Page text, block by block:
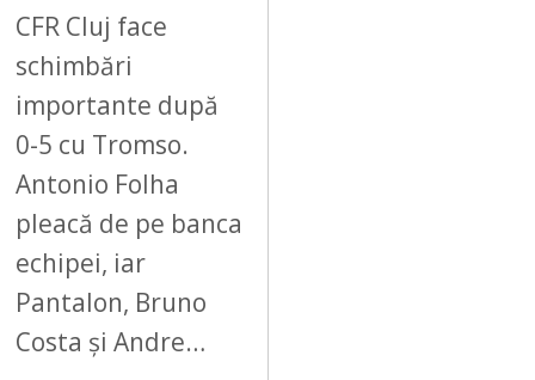
CFR Cluj face
schimbări
importante după
0-5 cu Tromso.
Antonio Folha
pleacă de pe banca
echipei, iar
Pantalon, Bruno
Costa și Andre…